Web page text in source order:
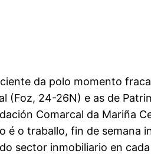
da polo momento
(Foz, 24-26N) e as de
Comarcal da Mariña
é o traballo, fin de semana
sector inmobiliario en